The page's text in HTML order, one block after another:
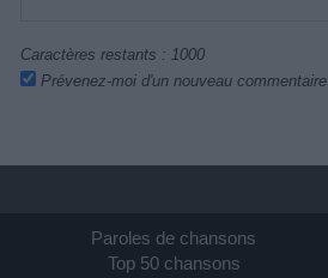
Caractères restants : 1000
Prévenez-moi d'un nouveau commentaire
Paroles de chansons
Top 50 chansons